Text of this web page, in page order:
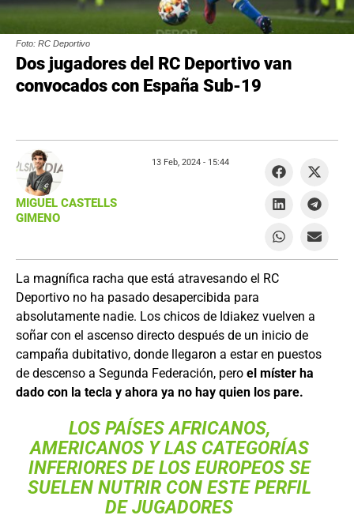
Foto: RC Deportivo
Dos jugadores del RC Deportivo van
convocados con España Sub-19
La magnífica racha que está atravesando el RC
Deportivo no ha pasado desapercibida para
absolutamente nadie. Los chicos de Idiakez vuelven a
soñar con el ascenso directo después de un inicio de
campaña dubitativo, donde llegaron a estar en puestos
de descenso a Segunda Federación, pero el míster ha
dado con la tecla y ahora ya no hay quien los pare.
LOS PAÍSES AFRICANOS,
AMERICANOS Y LAS CATEGORÍAS
INFERIORES DE LOS EUROPEOS SE
SUELEN NUTRIR CON ESTE PERFIL
DE JUGADORES
MIGUEL CASTELLS
GIMENO
13 Feb, 2024 - 15:44